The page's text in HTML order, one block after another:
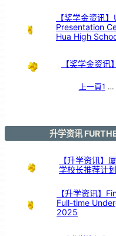
【奖学金资讯
Presentation
Hua High
【奖学金资
上一頁1 …
升学资讯
【升学资讯】
学校长推荐计
【升学资讯】
Full-time
2025